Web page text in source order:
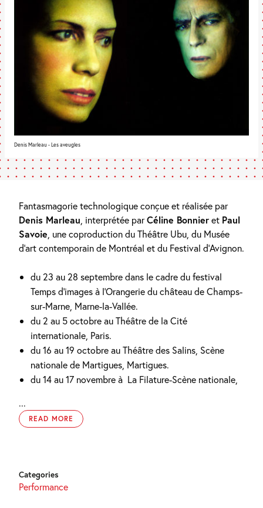
Denis Marleau - Les aveugles
Fantasmagorie technologique conçue et réalisée par
Denis Marleau , interprétée parCéline Bonnieret Paul
Savoie , une coproduction du Théâtre Ubu, du Musée
d’art contemporain de Montréal et du Festival d’Avignon.
du 23 au 28 septembre dans le cadre du festival
Temps d’images à l’Orangerie du château de Champs-
sur-Marne, Marne-la-Vallée.
du 2 au 5 octobre au Théâtre de la Cité
internationale, Paris.
du 16 au 19 octobre au Théâtre des Salins, Scène
nationale de Martigues, Martigues.
du 14 au 17 novembre à La Filature-Scène nationale,
...
READ MORE
Categories
Performance